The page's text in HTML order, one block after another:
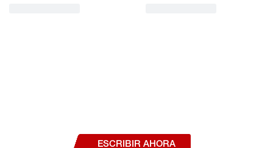
ESCRIBIR AHORA